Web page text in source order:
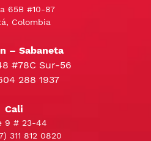
65B #10-87
Colombia
– Sabaneta
#78C Sur-56
288 1937
Cali
9 # 23-44
311 812 0820